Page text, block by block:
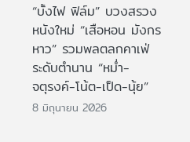
“บั้งไฟ ฟิล์ม” บวงสรวง
หนังใหม่ “เสือหอน มังกร
หาว” รวมพลตลกคาเฟ่
ระดับตำนาน “หม่ำ-
จตุรงค์-โน้ต-เป็ด-นุ้ย”
8 มิถุนายน 2026